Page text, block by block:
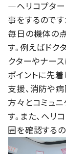
―ヘリコプタ
事をするのです
毎日の機体の
す。例えばドク
クターやナー
ポイントに先
支援、消防や
方々とコミュ
す。また、ヘリ
囲を確認する